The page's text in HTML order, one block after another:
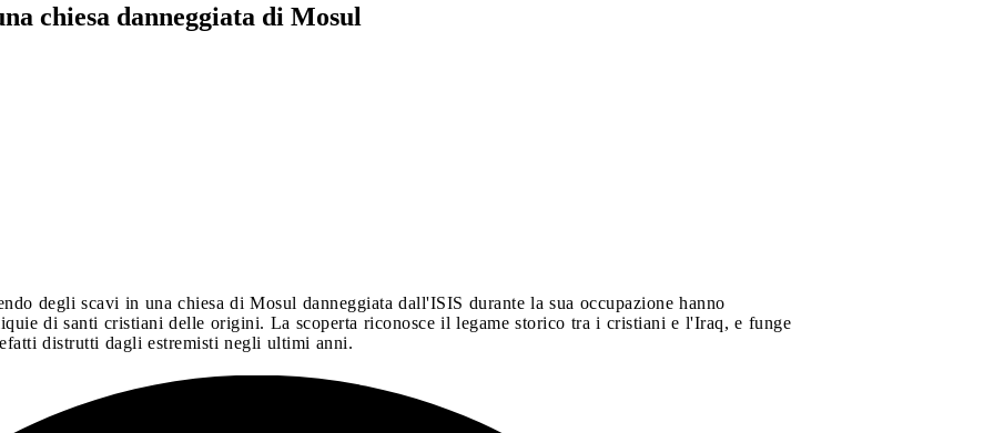
chiesa danneggiata di Mosul
degli scavi in una chiesa di Mosul danneggiata dall'ISIS durante la sua occupazione hanno
di santi cristiani delle origini. La scoperta riconosce il legame storico tra i cristiani e l'Iraq, e funge
distrutti dagli estremisti negli ultimi anni.